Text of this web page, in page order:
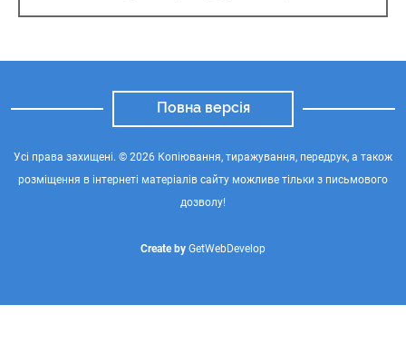
Повна версія
Усі права захищені. © 2026 Копіювання, тиражування, передрук, а також
розміщення в інтернеті матеріалів сайту можливе тільки з письмового
дозволу!
Create by GetWebDevelop